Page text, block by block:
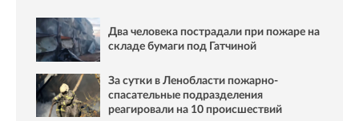
Два человека пострадали при пожаре на
складе бумаги под Гатчиной
За сутки в Ленобласти пожарно-
спасательные подразделения
реагировали на 10 происшествий